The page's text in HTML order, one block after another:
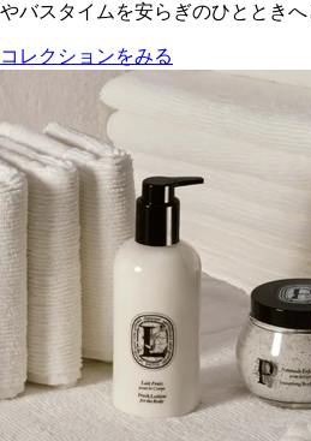
やバスタイムを安らぎのひとときへ
コレクションをみる